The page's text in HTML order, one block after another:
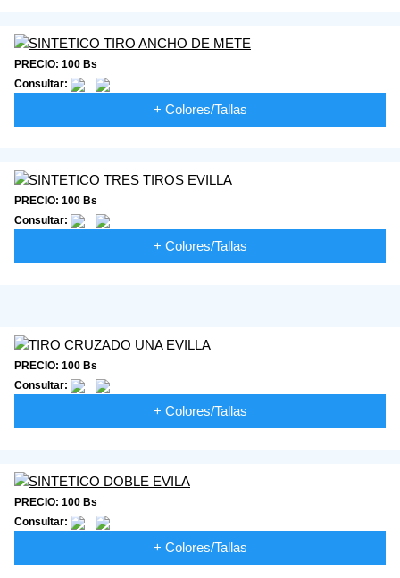
PRECIO: 100 Bs
Consultar:
+ Colores/Tallas
PRECIO: 100 Bs
Consultar:
+ Colores/Tallas
PRECIO: 100 Bs
Consultar:
+ Colores/Tallas
PRECIO: 100 Bs
Consultar:
+ Colores/Tallas